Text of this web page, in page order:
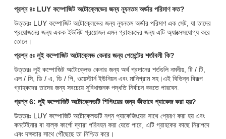
প্রশ্ন ৪ঃ LUY কম্পোজিট অটোক্লেভের জন্য ন্যূনতম অর্ডার পরিমাণ কত?
উত্তরঃ LUY কম্পোজিট অটোক্লেভের জন্য ন্যূনতম অর্ডার পরিমাণ এক সেট, যা তাদের
প্রয়োজনের জন্য একক ইউনিট প্রয়োজন এমন গ্রাহকদের জন্য এটি অ্যাক্সেসযোগ্য করে
তোলে।
প্রশ্ন ৫ঃ লুই কম্পোজিট অটোক্লেভ কেনার জন্য পেমেন্টের শর্তাবলী কি?
উত্তরঃ লুই কম্পোজিট অটোক্লেভ কেনার জন্য অর্থ প্রদানের শর্তগুলি নমনীয়, টি / টি,
এল / সি, ডি / এ, ডি / পি, ওয়েস্টার্ন ইউনিয়ন এবং মানিগ্রাম সহ।এই বিভিন্ন বিকল্প
গ্রাহকদের তাদের জন্য সবচেয়ে সুবিধাজনক পদ্ধতি নির্বাচন করতে পারবেন.
প্রশ্ন 6: লুই কম্পোজিট অটোক্লেভটি শিপিংয়ের জন্য কীভাবে প্যাকেজ করা হয়?
উত্তরঃ LUY কম্পোজিট অটোক্লেভটি নগ্ন প্যাকেজিংয়ের সাথে প্রেরণ করা হয় এবং
কনটেইনার বা বাল্ক কার্গো দ্বারা পরিবহন করা যেতে পারে, এটি গ্রাহকের কাছে নিরাপদে
এবং দক্ষতার সাথে পৌঁছেছে তা নিশ্চিত করে।